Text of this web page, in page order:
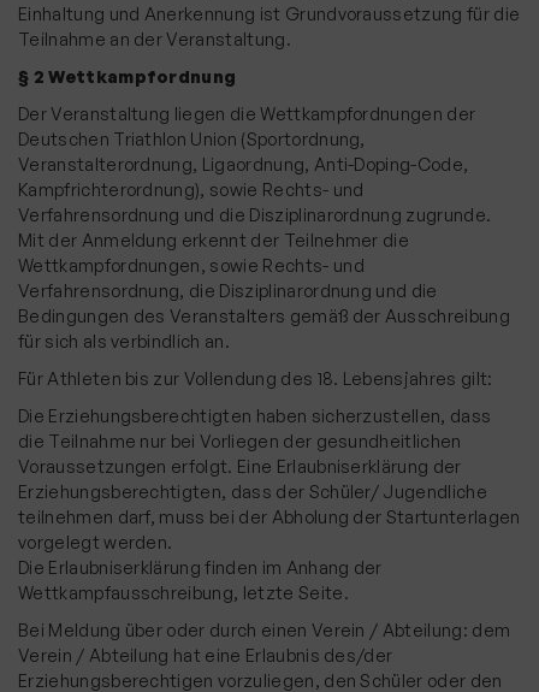
Einhaltung und Anerkennung ist Grundvoraussetzung für die
Teilnahme an der Veranstaltung.
§ 2 Wettkampfordnung
Der Veranstaltung liegen die Wettkampfordnungen der
Deutschen Triathlon Union (Sportordnung,
Veranstalterordnung, Ligaordnung, Anti-Doping-Code,
Kampfrichterordnung), sowie Rechts- und
Verfahrensordnung und die Disziplinarordnung zugrunde.
Mit der Anmeldung erkennt der Teilnehmer die
Wettkampfordnungen, sowie Rechts- und
Verfahrensordnung, die Disziplinarordnung und die
Bedingungen des Veranstalters gemäß der Ausschreibung
für sich als verbindlich an.
Für Athleten bis zur Vollendung des 18. Lebensjahres gilt:
Die Erziehungsberechtigten haben sicherzustellen, dass
die Teilnahme nur bei Vorliegen der gesundheitlichen
Voraussetzungen erfolgt. Eine Erlaubniserklärung der
Erziehungsberechtigten, dass der Schüler/ Jugendliche
teilnehmen darf, muss bei der Abholung der Startunterlagen
vorgelegt werden.
Die Erlaubniserklärung finden im Anhang der
Wettkampfausschreibung, letzte Seite.
Bei Meldung über oder durch einen Verein / Abteilung: dem
Verein / Abteilung hat eine Erlaubnis des/der
Erziehungsberechtigen vorzuliegen, den Schüler oder den
Mitglieder-Service